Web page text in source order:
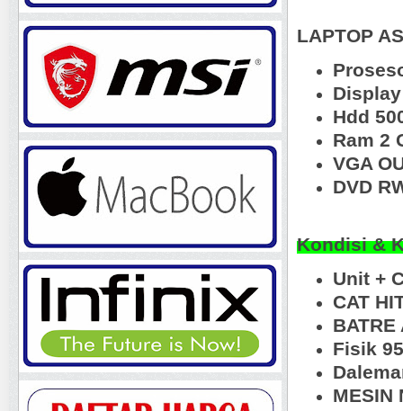
LAPTOP
Hdd
Ram 2
VGA
DVD
Kondisi &
Unit +
CAT
BATRE
Fisik
MESIN